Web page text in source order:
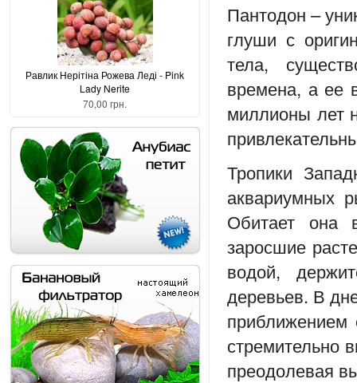
Пантодон –
глуши с
тела,
времена, а ее
миллионы лет
Тропики
аквариумных
Обитает она
заросшие
водой,
деревьев. В
приближением
стремительно
преодолевая
Равлик Нерітіна Рожева Леді - Pink
Lady Nerite
70,00 грн.